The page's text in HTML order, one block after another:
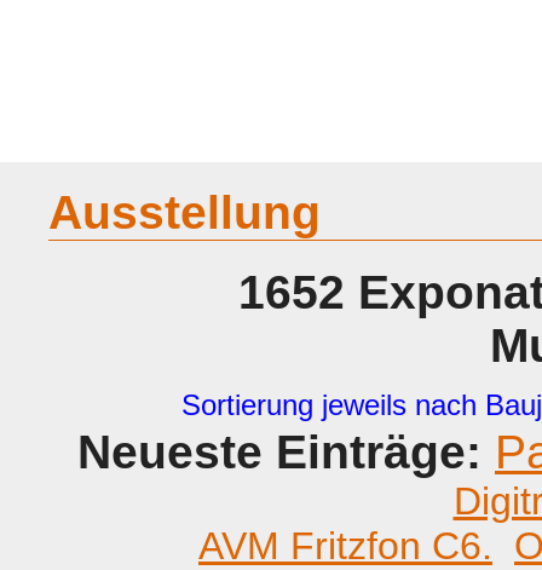
Ausstellung
1652
Sortierung jeweils nach
Neueste Einträge:
AVM Fritzfon C6.